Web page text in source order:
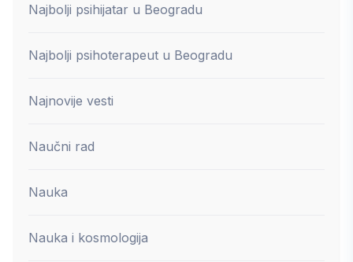
Najbolji psihijatar u Beogradu
Najbolji psihoterapeut u Beogradu
Najnovije vesti
Naučni rad
Nauka
Nauka i kosmologija